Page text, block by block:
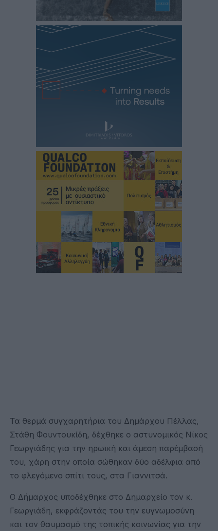
Τα θερμά συγχαρητήρια του Δημάρχου Πέλλας,
Στάθη Φουντουκίδη, δέχθηκε ο αστυνομικός Νίκος
Γεωργιάδης για την ηρωική και άμεση παρέμβασή
του, χάρη στην οποία σώθηκαν δύο αδέλφια από
το φλεγόμενο σπίτι τους, στα Γιαννιτσά.
Ο Δήμαρχος υποδέχθηκε στο Δημαρχείο τον κ.
Γεωργιάδη, εκφράζοντάς του την ευγνωμοσύνη
και τον θαυμασμό της τοπικής κοινωνίας για την